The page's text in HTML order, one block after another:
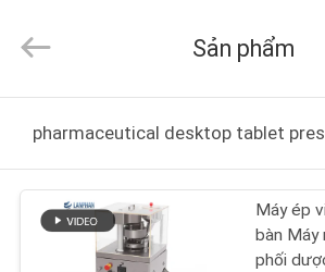
CHỦ
CÁC
Henan
Lanphan
All
Reserved.
Sản phẩm
pharmaceutical desktop tablet
Máy ép
bàn Máy
phối